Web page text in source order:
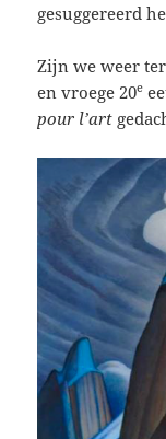
gesuggereerd
Zijn we weer
en vroege 20e
pour l’art